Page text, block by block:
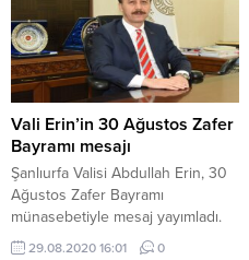
Vali Erin’in 30 Ağustos Zafer
Bayramı mesajı
Şanlıurfa Valisi Abdullah Erin, 30
Ağustos Zafer Bayramı
münasebetiyle mesaj yayımladı.
29.08.2020 16:01 0